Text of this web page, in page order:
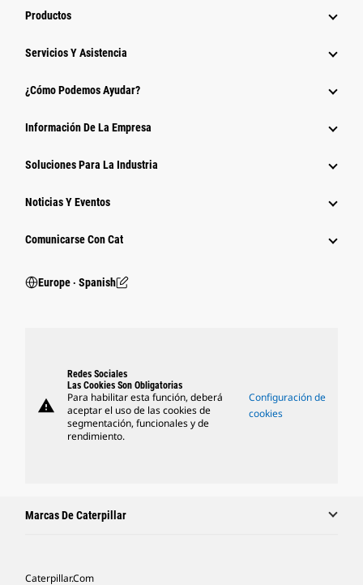
Productos
Servicios Y Asistencia
¿Cómo Podemos Ayudar?
Información De La Empresa
Soluciones Para La Industria
Noticias Y Eventos
Comunicarse Con Cat
Europe ‧ Spanish
warning
Redes Sociales
Las Cookies Son Obligatorias
Para habilitar esta función, deberá
aceptar el uso de las cookies de
segmentación, funcionales y de
rendimiento.
Configuración de
cookies
Marcas De Caterpillar
Caterpillar.com